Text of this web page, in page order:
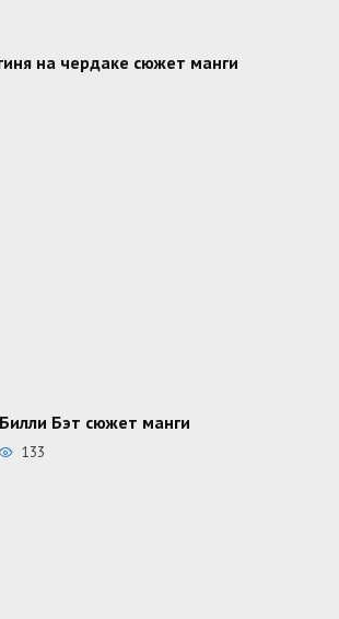
на чердаке сюжет манги
Билли Бэт сюжет манги
133